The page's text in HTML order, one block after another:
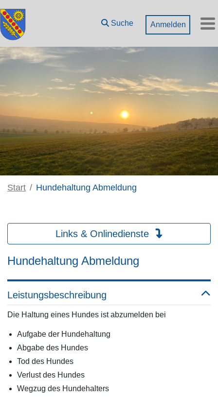
Zum Hauptinhalt springen
Suche Anmelden
Start Hundehaltung Abmeldung
Links & Onlinedienste
Hundehaltung Abmeldung
Leistungsbeschreibung
Die Haltung eines Hundes ist abzumelden bei
Aufgabe der Hundehaltung
Abgabe des Hundes
Tod des Hundes
Verlust des Hundes
Wegzug des Hundehalters